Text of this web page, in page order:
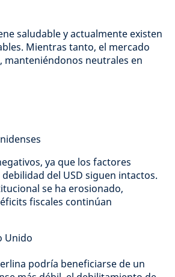
saludable y actualmente existen
Mientras tanto, el mercado
manteniéndonos neutrales en
ya que los factores
del USD siguen intactos.
se ha erosionado,
fiscales continúan
Unido
podría beneficiarse de un